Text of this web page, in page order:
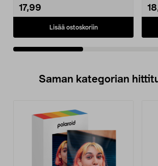
17,99
Lisää ostoskoriin
Saman kategorian